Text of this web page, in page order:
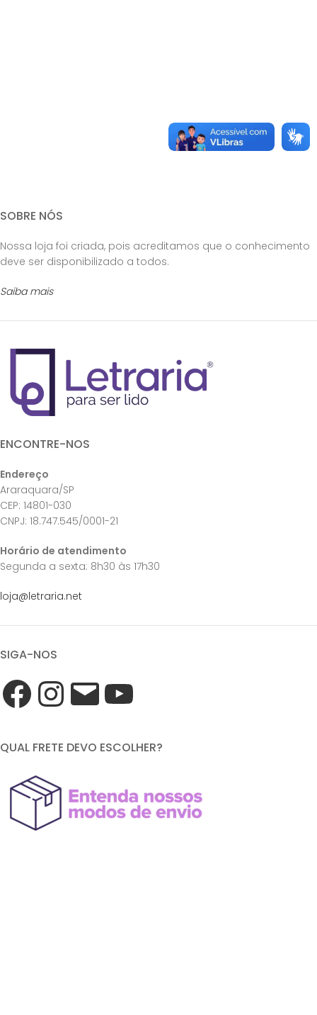
SOBRE NÓS
Nossa loja foi criada, pois acreditamos que o conhecimento
deve ser disponibilizado a todos.
Saiba mais
ENCONTRE-NOS
Endereço
Araraquara/SP
CEP: 14801-030
CNPJ: 18.747.545/0001-21
Horário de atendimento
Segunda a sexta: 8h30 às 17h30
loja@letraria.net
SIGA-NOS
QUAL FRETE DEVO ESCOLHER?